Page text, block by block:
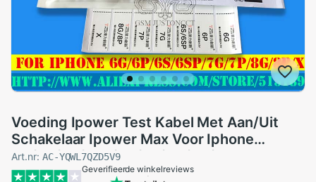
Voeding Ipower Test Kabel Met Aan/Uit
Schakelaar Ipower Max Voor Iphone
6G/6P/6S/6SP/7G/7P/8G/8P/X Dc Power
controle Test Kabel
Art.nr: AC-YQWL7QZD5V9
Geverifieerde winkelreviews